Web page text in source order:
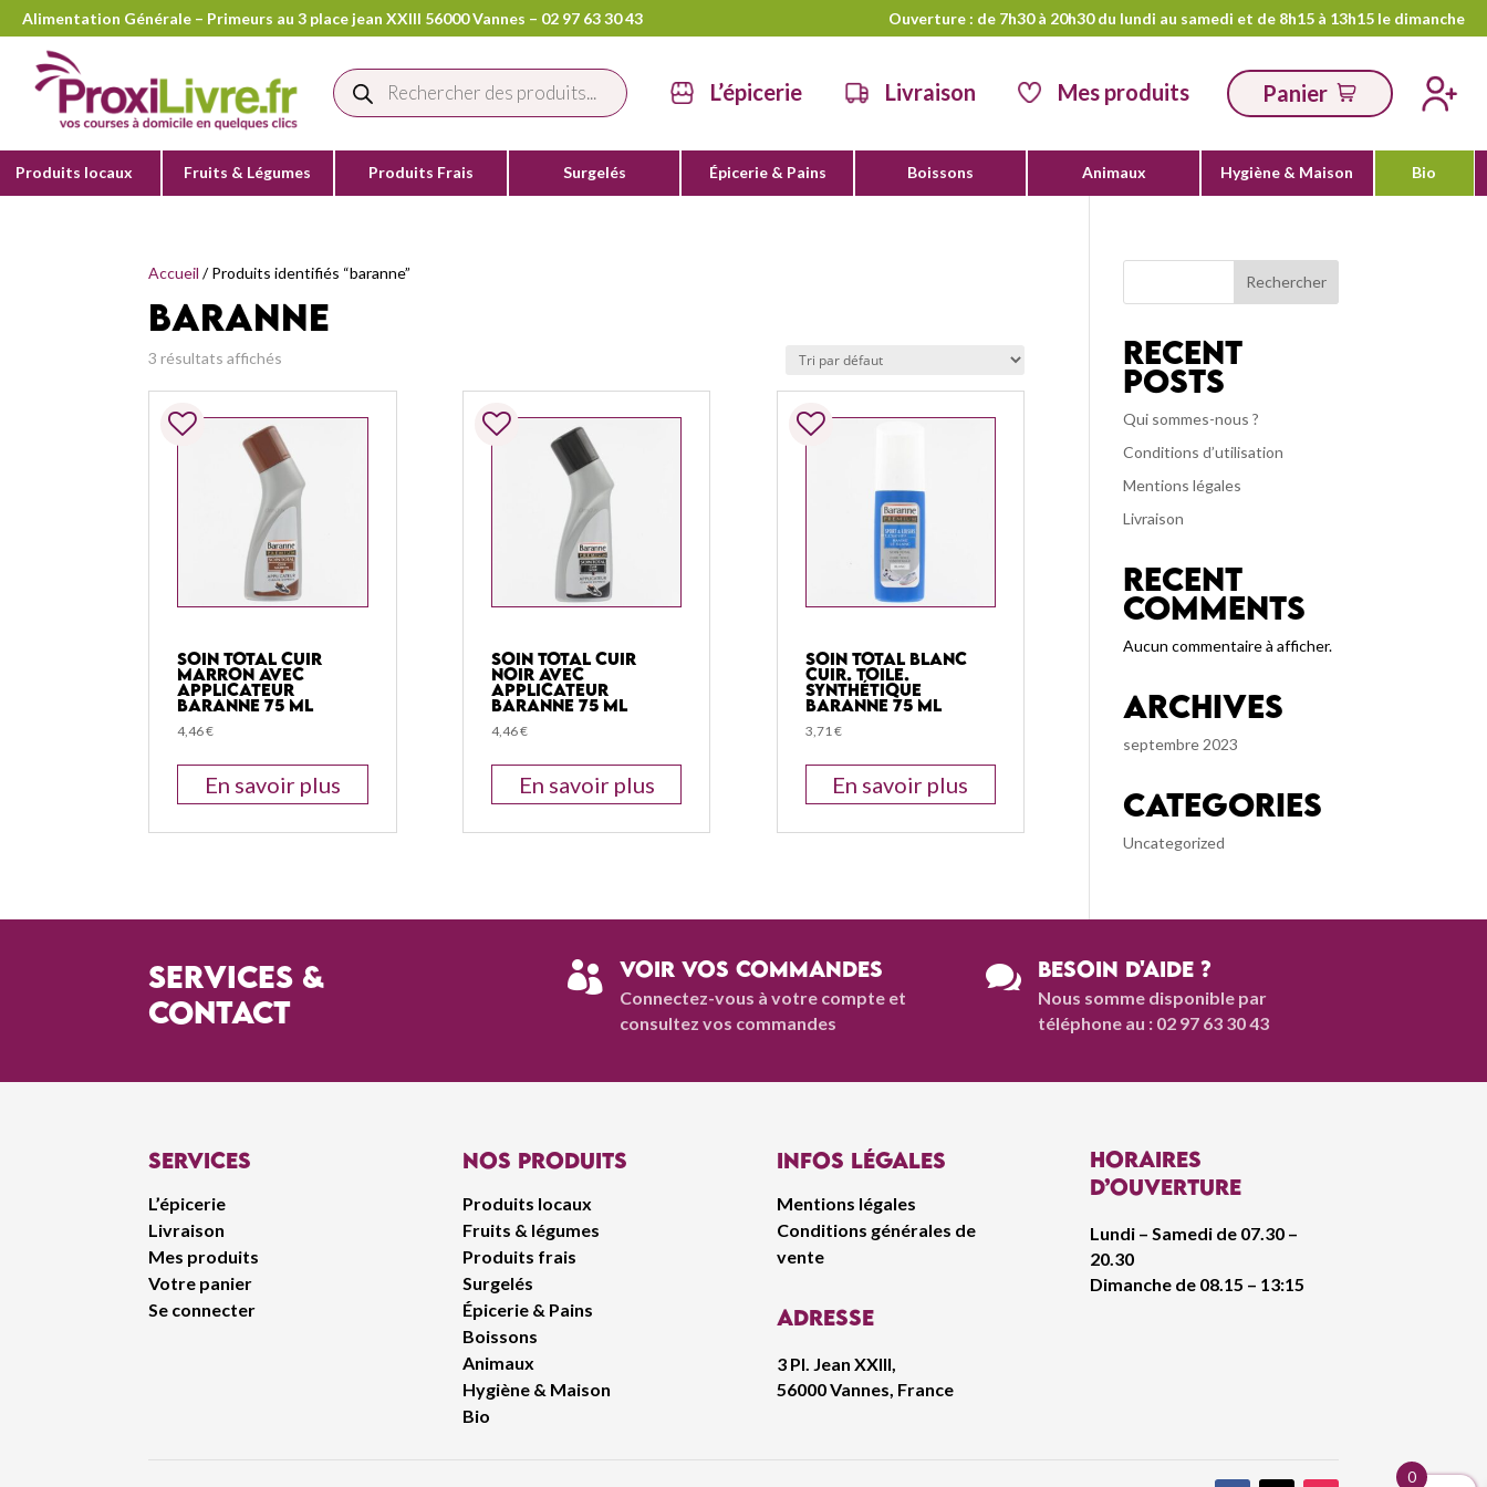
Alimentation Générale – Primeurs au 3 place jean XXIII 56000 Vannes – 02 97 63 30 43 Ouverture : de 7h30 à 20h30 du lundi au samedi et de 8h15 à 13h15 le dimanche
Recherche
de
produits
L’épicerie Livraison Mes produits Panier
Produits locaux Fruits & Légumes Produits Frais Surgelés Épicerie & Pains Boissons Animaux Hygiène & Maison Bio
Accueil / Produits identifiés “baranne”
baranne
3 résultats affichés
Soin Total Cuir
Marron Avec
Applicateur
Baranne 75 Ml
4,46€
En savoir plus
Soin Total Cuir
Noir Avec
Applicateur
Baranne 75 Ml
4,46€
En savoir plus
Soin Total Blanc
Cuir. Toile.
Synthétique
Baranne 75 Ml
3,71 €
En savoir plus
Rechercher
Recent
Posts
Qui sommes-nous ?
Conditions d’utilisation
Mentions légales
Livraison
Recent
Comments
Aucun commentaire à afficher.
Archives
septembre 2023
Categories
Uncategorized
Services &
contact
 Voir vos commandes
Connectez-vous à votre compte et
consultez vos commandes
 Besoin d'aide ?
Nous somme disponible par
téléphone au : 02 97 63 30 43
Services
L’épicerie
Livraison
Mes produits
Votre panier
Se connecter
Nos produits
Produits locaux
Fruits & légumes
Produits frais
Surgelés
Épicerie & Pains
Boissons
Animaux
Hygiène & Maison
Bio
infos légales
Mentions légales
Conditions générales de
vente
Adresse
3 Pl. Jean XXIII,
56000 Vannes, France
Horaires
d’ouverture
Lundi – Samedi de 07.30 –
20.30
Dimanche de 08.15 – 13:15
0